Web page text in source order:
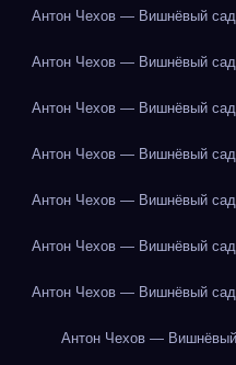
Антон Чехов — Вишнёвый сад
Антон Чехов — Вишнёвый сад
Антон Чехов — Вишнёвый сад
Антон Чехов — Вишнёвый сад
Антон Чехов — Вишнёвый сад
Антон Чехов — Вишнёвый сад
Антон Чехов — Вишнёвый сад
Антон Чехов —